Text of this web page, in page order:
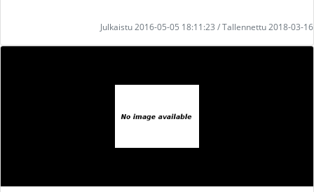
Julkaistu 2016-05-05 18:11:23 / Tallennettu 2018-03-16